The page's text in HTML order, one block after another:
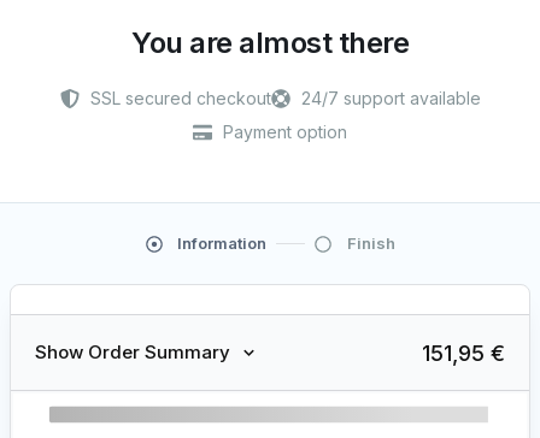
You are almost there
SSL secured checkout
24/7 support available
Payment option
Information Finish
Show Order Summary 151,95 €
Diamond Package× 1 151,95